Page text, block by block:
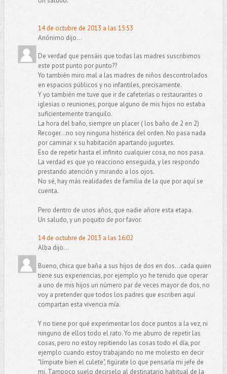
14 de octubre de 2013 a las 15:53
Anónimo dijo...
De verdad que pensáis que todas las madres suscribimos
este post punto por punto??
Yo también miro mal a las madres de niños descontrolados
en espacios públicos y no infantiles, precisamente.
Y yo también me tuve que ir de cafeterías o restaurantes o
iglesias o reuniones, porque alguno de mis hijos no estaba
suficientemente tranquilo.
La hora del baño, siempre un placer ( los baño de 2 en 2)
Recoger...no soy ninguna histérica del orden. No pasa nada
por caminar x su habitación apartando juguetes.
Eso de repetir hasta el infinito cualquier cosa, no nos pasa.
La verdad es que yo reacciono enseguida, y les respondo
prestando atención y mirando a los ojos.
No sé, hay más realidades de familia de la que por aquí se
cuenta.
Pero dentro de unos años, que nadie añore esta etapa.
Un saludo, y un poquito de por favor.
14 de octubre de 2013 a las 16:02
Alba dijo...
Bueno, chica que baña a sus hijos de dos en dos...cada quien
tiene sus experiencias, por ejemplo yo he tenido que operar
a uno de mis hijos un número par de veces mayor de dos, no
voy a pretender que todos los padres que escriben aquí
compartan esta vivencia mía.
Y no tiene por qué experimentar los doce puntos a la vez, ni
ninguno de ellos todo el rato. Yo me aburro de repetir las
cosas, pero no estoy repitiendo las cosas todo el día, por
ejemplo cuando estoy trabajando no me molesto en decir
"límpiate bien el culete", figúrate lo que pensaría mi jefe de
mi. Tampoco suelo decirselo al destinatario habitual de la